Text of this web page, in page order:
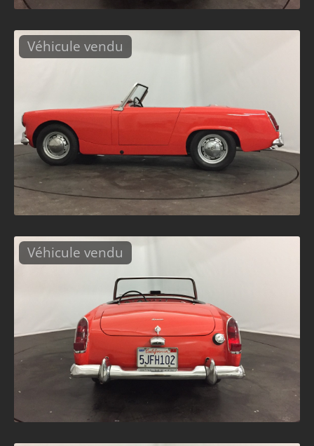
Véhicule vendu
Véhicule vendu